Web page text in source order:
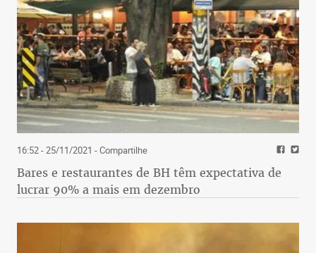
16:52 - 25/11/2021 - Compartilhe
Bares e restaurantes de BH têm expectativa de
lucrar 90% a mais em dezembro